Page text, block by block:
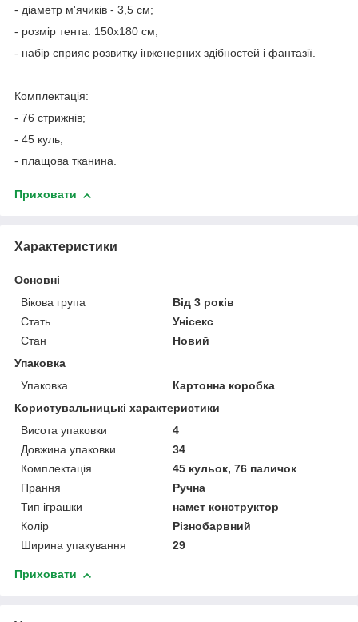
- діаметр м'ячиків - 3,5 см;
- розмір тента: 150х180 см;
- набір сприяє розвитку інженерних здібностей і фантазії.
Комплектація:
- 76 стрижнів;
- 45 куль;
- плащова тканина.
Приховати
Характеристики
Основні
Вікова група
Від 3 років
Стать
Унісекс
Стан
Новий
Упаковка
Упаковка
Картонна коробка
Користувальницькі характеристики
Висота упаковки
4
Довжина упаковки
34
Комплектація
45 кульок, 76 паличок
Прання
Ручна
Тип іграшки
намет конструктор
Колір
Різнобарвний
Ширина упакування
29
Приховати